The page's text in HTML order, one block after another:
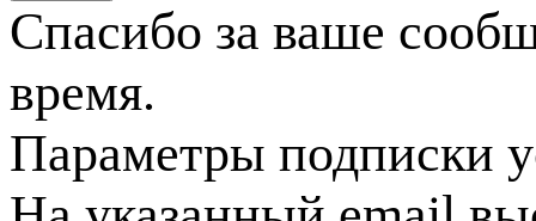
Спасибо за ваше
время.
Параметры подписки